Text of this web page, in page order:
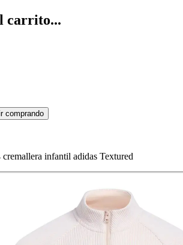
carrito...
comprando
cremallera infantil adidas Textured